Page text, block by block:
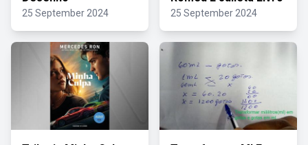
25 September 2024 25 September 2024